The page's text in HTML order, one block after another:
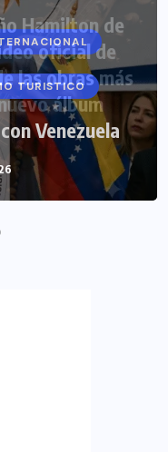
TURISTICO
Venezuela